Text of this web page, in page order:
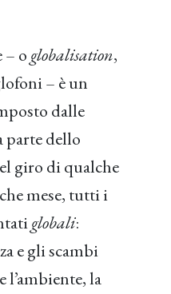
– o globalisation,
– è un
dalle
parte dello
giro di qualche
mese, tutti i
globali:
e gli scambi
l’ambiente, la